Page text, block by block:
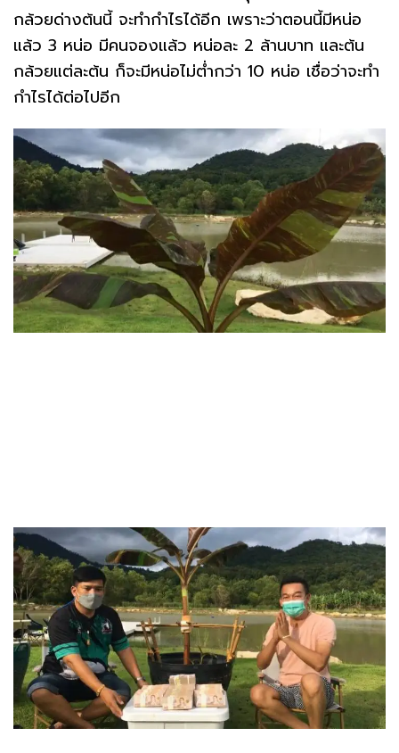
กล้วยด่างต้นนี้ จะทำกำไรได้อีก เพราะว่าตอนนี้มีหน่อ
แล้ว 3 หน่อ มีคนจองแล้ว หน่อละ 2 ล้านบาท และต้น
กล้วยแต่ละต้น ก็จะมีหน่อไม่ต่ำกว่า 10 หน่อ เชื่อว่าจะทำ
กำไรได้ต่อไปอีก